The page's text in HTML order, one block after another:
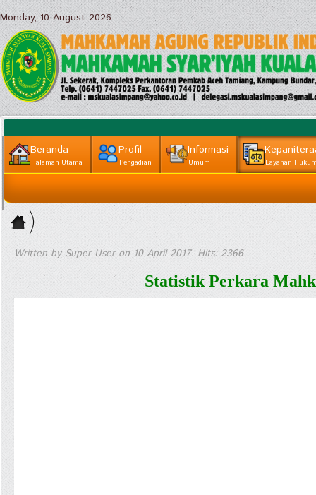
Monday, 10 August 2026
Beranda
Halaman Utama
Profil
Pengadian
Informasi
Umum Layanan
Informasi
Home
Hukum
Written by Super User on 10 April 2017. Hits: 2366
Statistik Perkara